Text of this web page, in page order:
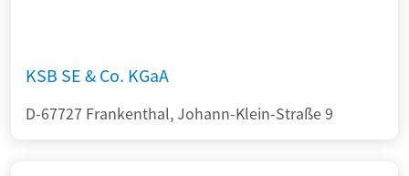
KSB SE & Co. KGaA
D-67727 Frankenthal, Johann-Klein-Straße 9